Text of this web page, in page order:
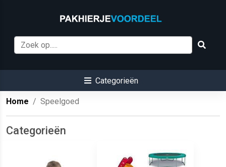
Categorieën
Home Speelgoed
Categorieën